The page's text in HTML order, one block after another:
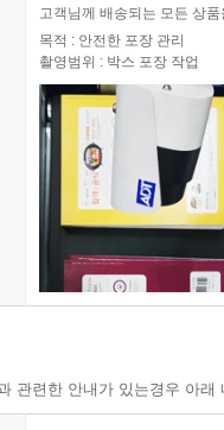
고객님께 배송되는 모든 상
목적 : 안전한 포장 관리
촬영범위 : 박스 포장 작업
관련한 안내가 있는경우 아